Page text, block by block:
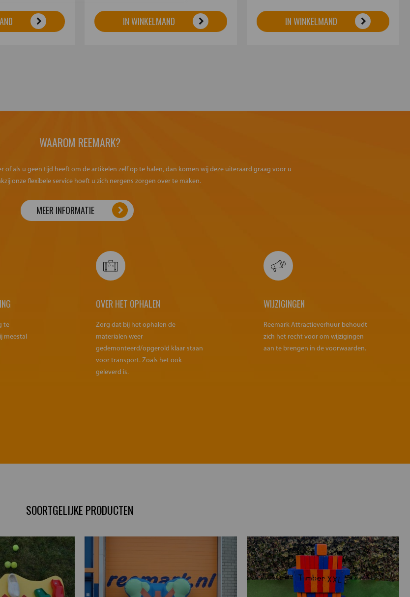
IN WINKELMAND IN WINKELMAND
WAAROM REEMARK?
of als u geen tijd heeft om de artikelen zelf op te halen, dan komen wij deze uiteraard graag voor u
onze flexibele service hoeft u zich nergens zorgen over te maken.
MEER INFORMATIE
te
meestal
OVER HET OPHALEN
Zorg dat bij het ophalen de
materialen weer
gedemonteerd/opgerold klaar staan
voor transport. Zoals het ook
geleverd is.
WIJZIGINGEN
Reemark Attractieverhuur behoudt
zich het recht voor om wijzigingen
aan te brengen in de voorwaarden.
SOORTGELIJKE PRODUCTEN